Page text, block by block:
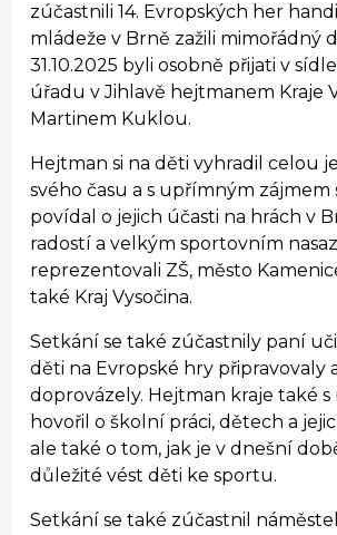
zúčastnili 14. Evropských her
mládeže v Brně zažili mimořádný
31.10.2025 byli osobně přijati v
úřadu v Jihlavě hejtmanem Kraje
Martinem Kuklou.
Hejtman si na děti vyhradil celou
svého času a s upřímným zájmem
povídal o jejich účasti na hrách v
radostí a velkým sportovním
reprezentovali ZŠ, město
také Kraj Vysočina.
Setkání se také zúčastnily paní
děti na Evropské hry připravovaly
doprovázely. Hejtman kraje také
hovořil o školní práci, dětech a
ale také o tom, jak je v dnešní
důležité vést děti ke sportu.
Setkání se také zúčastnil